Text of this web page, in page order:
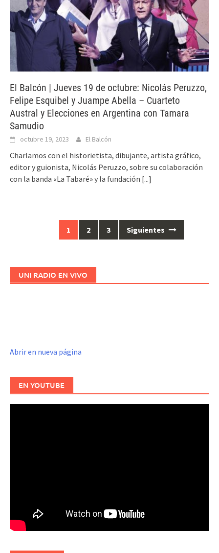
El Balcón | Jueves 19 de octubre: Nicolás Peruzzo,
Felipe Esquibel y Juampe Abella – Cuarteto
Austral y Elecciones en Argentina con Tamara
Samudio
octubre 19, 2023 El Balcón
Charlamos con el historietista, dibujante, artista gráfico,
editor y guionista, Nicolás Peruzzo, sobre su colaboración
con la banda «La Tabaré» y la fundación [...]
entradas
1 2 3 Siguientes
UNI RADIO EN VIVO
Abrir en nueva página
EN YOUTUBE